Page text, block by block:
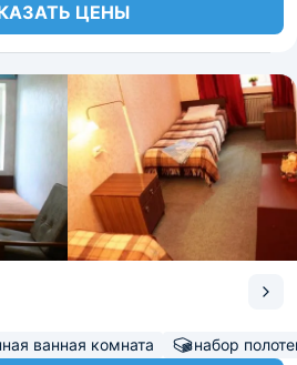
ЦЕНЫ
ванная комната набор